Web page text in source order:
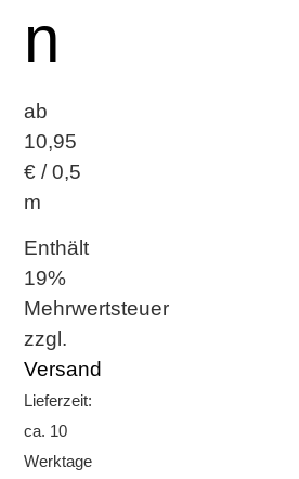
n
ab
10,95
€ / 0,5
m
Enthält
19%
Mehrwertsteuer
zzgl.
Versand
Lieferzeit:
ca. 10
Werktage